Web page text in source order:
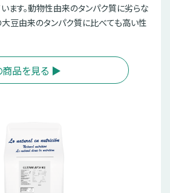
ます。動物性由来のタンパク質に劣らな
大豆由来のタンパク質に比べても高い性
商品を見る ▶︎